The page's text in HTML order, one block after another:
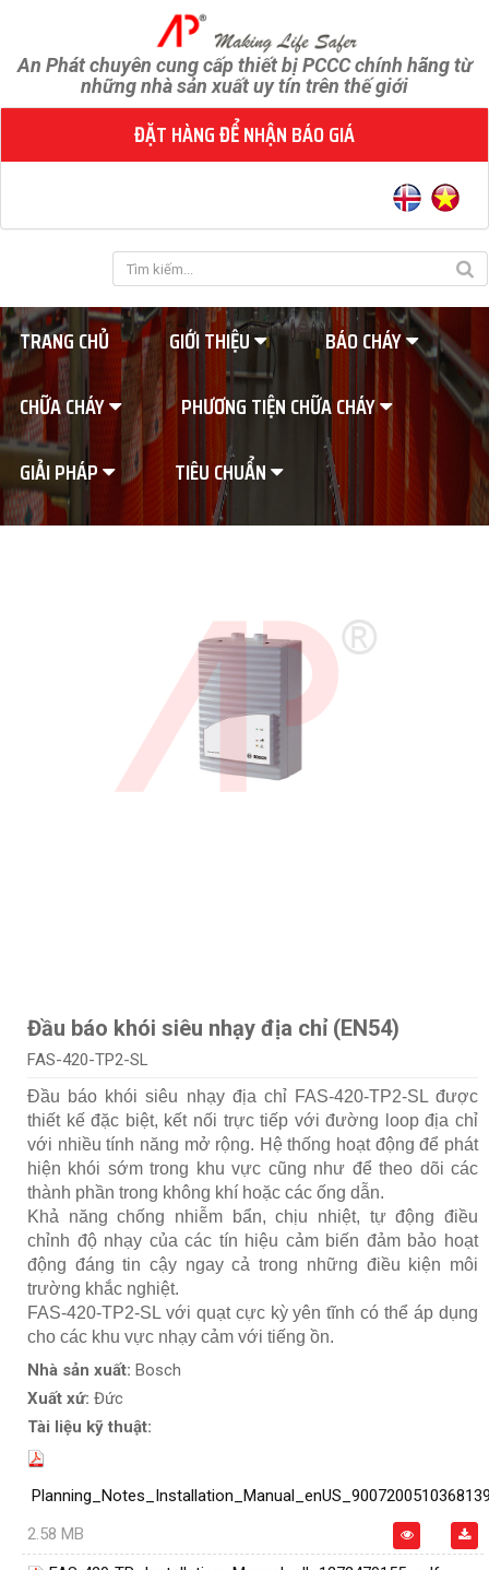
An Phát chuyên cung cấp thiết bị PCCC chính hãng từ
những nhà sản xuất uy tín trên thế giới
ĐẶT HÀNG ĐỂ NHẬN BÁO GIÁ
TRANG CHỦ GIỚI THIỆU
BÁO CHÁY
CHỮA CHÁY
PHƯƠNG TIỆN CHỮA CHÁY
GIẢI PHÁP
TIÊU CHUẨN
Đầu báo khói siêu nhạy địa chỉ (EN54)
FAS-420-TP2-SL
Đầu báo khói siêu nhạy địa chỉ FAS-420-TP2-SL được
thiết kế đặc biệt, kết nối trực tiếp với đường loop địa chỉ
với nhiều tính năng mở rộng. Hệ thống hoạt động để phát
hiện khói sớm trong khu vực cũng như để theo dõi các
thành phần trong không khí hoặc các ống dẫn.
Khả năng chống nhiễm bẩn, chịu nhiệt, tự động điều
chỉnh độ nhạy của các tín hiệu cảm biến đảm bảo hoạt
động đáng tin cậy ngay cả trong những điều kiện môi
trường khắc nghiệt.
FAS-420-TP2-SL với quạt cực kỳ yên tĩnh có thể áp dụng
cho các khu vực nhạy cảm với tiếng ồn.
Nhà sản xuất: Bosch
Xuất xứ: Đức
Tài liệu kỹ thuật:
2.58 MB